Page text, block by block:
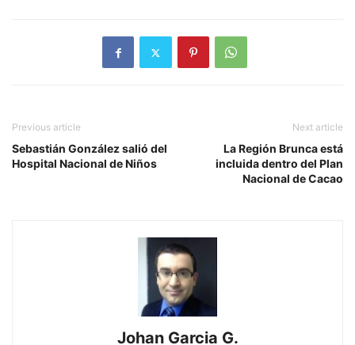
Previous article
Sebastián González salió del
Hospital Nacional de Niños
Next article
La Región Brunca está
incluida dentro del Plan
Nacional de Cacao
Johan Garcia G.